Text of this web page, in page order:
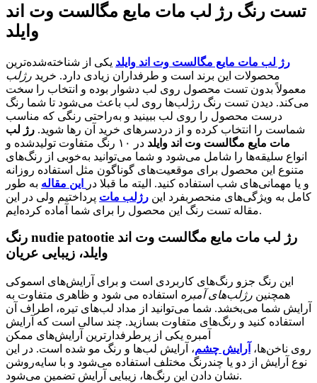
تست رنگ رژ لب مات مایع مگالست وت اند
وایلد
رژ لب مات مایع مگالست وت اند وایلد یکی از شناخته‌شده‌ترین
محصولات این برند است و طرفداران زیادی دارد. خرید رژلب
معمولاً بدون تست محصول روی لب دشوار بوده و انتخاب را سخت
می‌کند. دیدن تست رنگ رژلب‌ها روی لب باعث می‌شود تا شما رنگ
درست محصول را روی لب ببینید و به‌راحتی رنگی که مناسب
شماست را انتخاب کرده و از دردسرهای خرید آن رها شوید. رژ لب
مات مایع مگالست وت اند وایلد
در ۱۰ رنگ متفاوت تولیدشده و
انواع سلیقه‌ها را شامل می‌شود و شما می‌توانید به‌خوبی از رنگ‌های
متنوع این محصول برای موقعیت‌های گوناگون مثل استفاده روزانه
و یا مهمانی‌های شب استفاده کنید. الیته ما قبلا در
این مقاله به طور
کامل به ویژگی‌های منحصربفرد این رژلب مات پرداختیم ولی در این
مقاله تست رنگ این محصول را برای شما آماده کرده‌ایم.
رنگ nudie patootie رژ لب مات مایع مگالست وت اند
وایلد، زیبایی عریان
این رنگ جزو رنگ‌های کاربردی است و برای آرایش‌های اسموکی
همچنین رژلب‌های آمبره استفاده می شود و ظاهری متفاوت به
آرایش شما می‌بخشد. شما می‌توانید از مداد لب‌های تیره، اطراف آن
استفاده کنید و رنگ‌های متفاوت بسازید. چند سالی است که آرایش
آمبره یکی از پرطرفدارترین آرایش‌های ممکن
روی ناخن‌ها، آرایش چشم، آرایش لب‌ها و رنگ مو شده است. در این
نوع آرایش از دو یا چندرنگ مختلف استفاده می‌شود و با سایه‌روشن
نشان دادن این رنگ‌ها، زیبایی آرایش تضمین می‌شود.